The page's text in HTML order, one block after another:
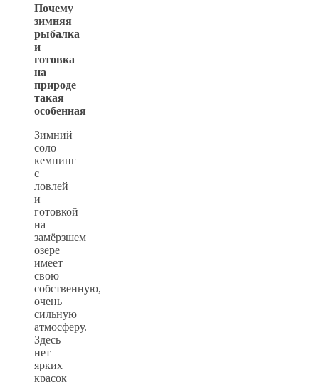
Почему
зимняя
рыбалка
и
готовка
на
природе
такая
особенная
Зимний
соло
кемпинг
с
ловлей
и
готовкой
на
замёрзшем
озере
имеет
свою
собственную,
очень
сильную
атмосферу.
Здесь
нет
ярких
красок